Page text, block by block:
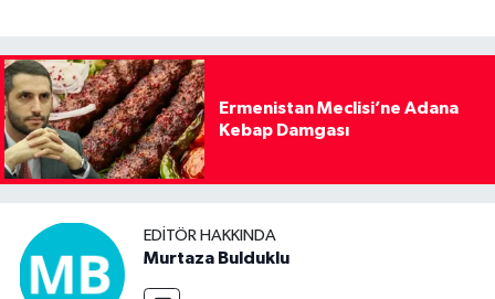
Ermenistan Meclisi’ne Adana
Kebap Damgası
EDITÖR HAKKINDA
Murtaza Bulduklu